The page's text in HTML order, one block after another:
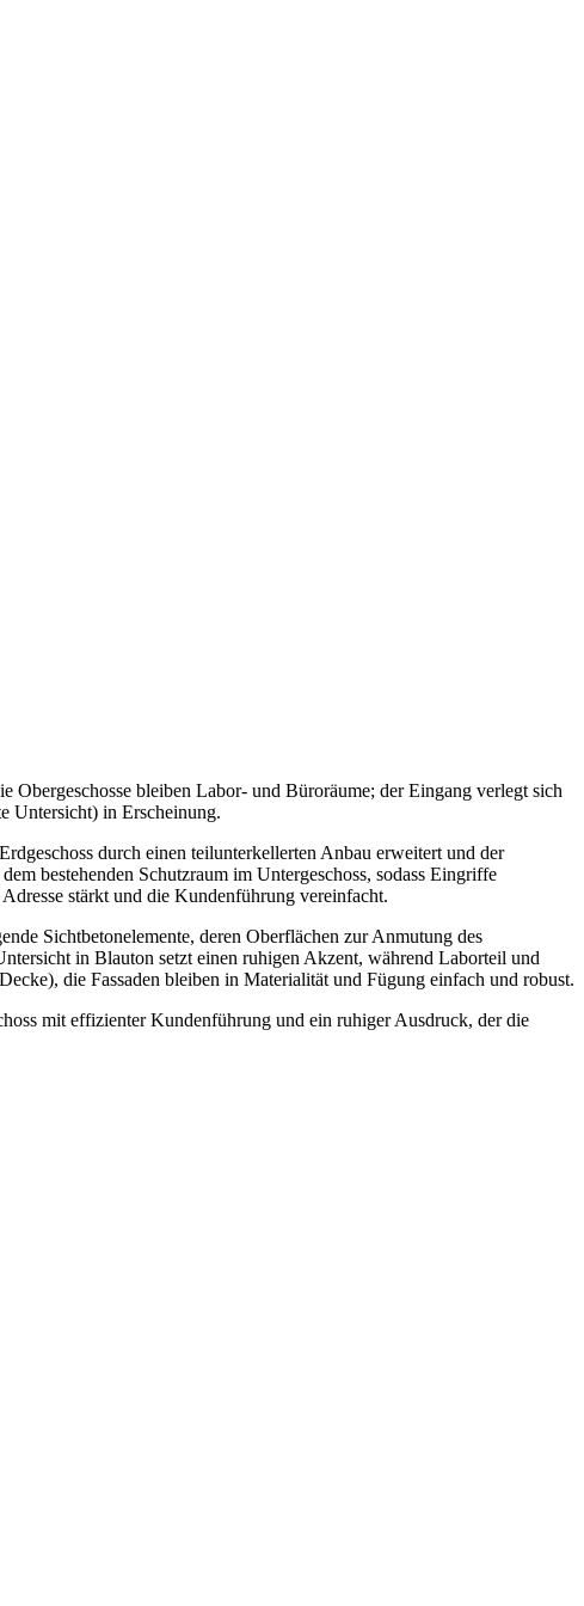
bleiben Labor- und Büroräume; der Eingang verlegt sich
Untersicht) in Erscheinung.
durch einen teilunterkellerten Anbau erweitert und der
bestehenden Schutzraum im Untergeschoss, sodass Eingriffe
stärkt und die Kundenführung vereinfacht.
Sichtbetonelemente, deren Oberflächen zur Anmutung des
in Blauton setzt einen ruhigen Akzent, während Laborteil und
die Fassaden bleiben in Materialität und Fügung einfach und robust.
mit effizienter Kundenführung und ein ruhiger Ausdruck, der die